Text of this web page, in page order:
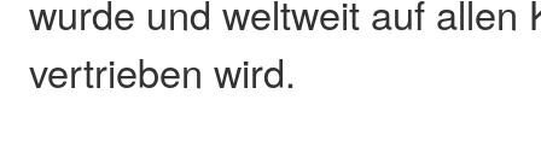
wurde und weltweit auf allen
vertrieben wird.